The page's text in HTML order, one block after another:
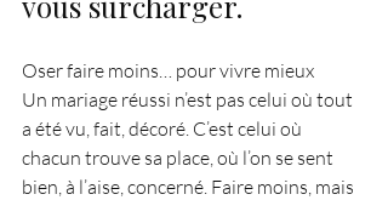
Oser faire moins… pour vivre mieux
Un mariage réussi n’est pas celui où tout
a été vu, fait, décoré. C’est celui où
chacun trouve sa place, où l’on se sent
bien, à l’aise, concerné. Faire moins, mais